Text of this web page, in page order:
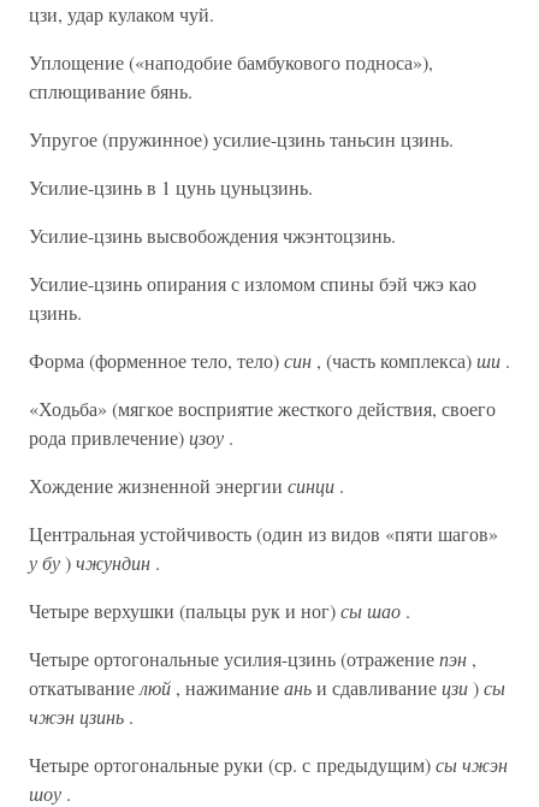
цзи, удар кулаком чуй.
Уплощение («наподобие бамбукового подноса»),
сплющивание бянь.
Упругое (пружинное) усилие-цзинь таньсин цзинь.
Усилие-цзинь в 1 цунь цуньцзинь.
Усилие-цзинь высвобождения чжэнтоцзинь.
Усилие-цзинь опирания с изломом спины бэй чжэ као
цзинь.
Форма (форменное тело, тело)син , (часть комплекса)ши .
«Ходьба» (мягкое восприятие жесткого действия, своего
рода привлечение)цзоу .
Хождение жизненной энергии синци .
Центральная устойчивость (один из видов «пяти шагов»
у бу)чжундин .
Четыре верхушки (пальцы рук и ног)сы шао .
Четыре ортогональные усилия-цзинь (отражениепэн ,
откатываниелюй , нажиманиеаньи сдавливаниецзи)сы
чжэн цзинь .
Четыре ортогональные руки (ср. с предыдущим)сы чжэн
шоу .